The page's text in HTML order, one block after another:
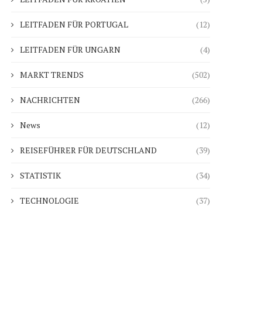
LEITFADEN FÜR PORTUGAL (12)
LEITFADEN FÜR UNGARN (4)
MARKT TRENDS (502)
NACHRICHTEN (266)
News (12)
REISEFÜHRER FÜR DEUTSCHLAND (39)
STATISTIK (34)
TECHNOLOGIE (37)